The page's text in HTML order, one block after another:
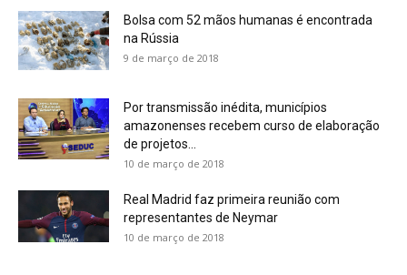
Bolsa com 52 mãos humanas é encontrada
na Rússia
9 de março de 2018
Por transmissão inédita, municípios
amazonenses recebem curso de elaboração
de projetos...
10 de março de 2018
Real Madrid faz primeira reunião com
representantes de Neymar
10 de março de 2018